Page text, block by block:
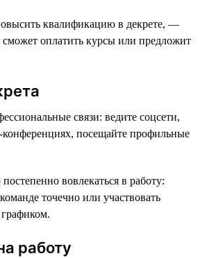
квалификацию в декрете, —
оплатить курсы или предложит
связи: ведите соцсети,
конференциях, посещайте профильные
вовлекаться в работу:
точечно или участвовать
работу